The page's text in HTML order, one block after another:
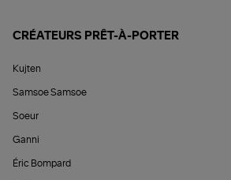
CRÉATEURS PRÊT-À-PORTER
Kujten
Samsoe Samsoe
Soeur
Ganni
Éric Bompard